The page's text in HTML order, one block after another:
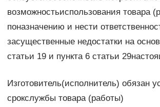
возможностьиспользования товара
поназначению и нести
засущественные недостатки на
статьи 19 и пункта 6 статьи
Изготовитель(исполнитель) обязан
срокслужбы товара (работы)